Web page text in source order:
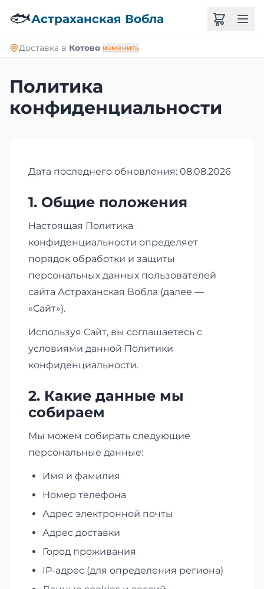
🐟Астраханская Вобла
Доставка в Котово изменить
Политика
конфиденциальности
Дата последнего обновления: 08.08.2026
1. Общие положения
Настоящая Политика
конфиденциальности определяет
порядок обработки и защиты
персональных данных пользователей
сайта Астраханская Вобла (далее —
«Сайт»).
Используя Сайт, вы соглашаетесь с
условиями данной Политики
конфиденциальности.
2. Какие данные мы
собираем
Мы можем собирать следующие
персональные данные:
Имя и фамилия
Номер телефона
Адрес электронной почты
Адрес доставки
Город проживания
IP-адрес (для определения региона)